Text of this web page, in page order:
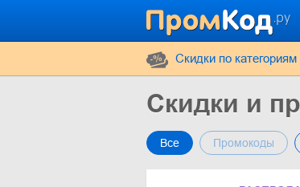
Cкидки по категориям
Скидки и
Все Промокоды